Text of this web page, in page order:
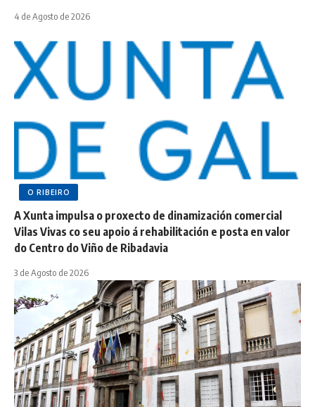
4 de Agosto de 2026
O RIBEIRO
A Xunta impulsa o proxecto de dinamización comercial
Vilas Vivas co seu apoio á rehabilitación e posta en valor
do Centro do Viño de Ribadavia
3 de Agosto de 2026